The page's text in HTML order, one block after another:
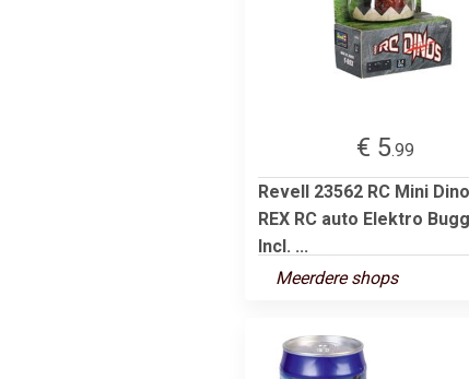
€ 5.99
Revell 23562 RC Mini
REX RC auto Elektro
Incl. ...
Meerdere shops